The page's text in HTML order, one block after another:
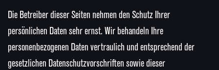
Die Betreiber dieser Seiten nehmen den Schutz Ihrer
persönlichen Daten sehr ernst. Wir behandeln Ihre
personenbezogenen Daten vertraulich und entsprechend der
gesetzlichen Datenschutzvorschriften sowie dieser